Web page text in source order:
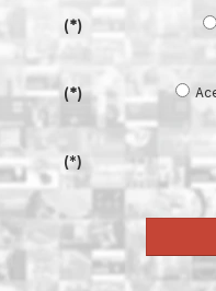
de Bosch para sacar el
sistema para garantizar su
con nuevas soluciones
(*)
(*)
(*)